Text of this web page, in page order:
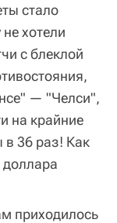
стало
хотели
с блеклой
— "Челси",
на крайние
в 36 раз! Как
доллара
приходилось